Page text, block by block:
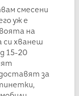
смесени
уж е
на
си хванеш
15-20
за